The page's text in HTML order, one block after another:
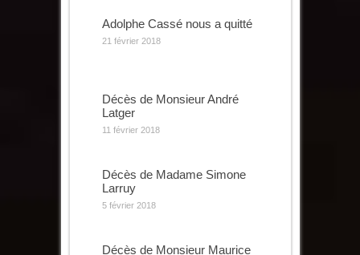
Adolphe Cassé nous a quitté
21 février 2018
Décès de Monsieur André
Latger
11 février 2018
Décès de Madame Simone
Larruy
5 février 2018
Décès de Monsieur Maurice